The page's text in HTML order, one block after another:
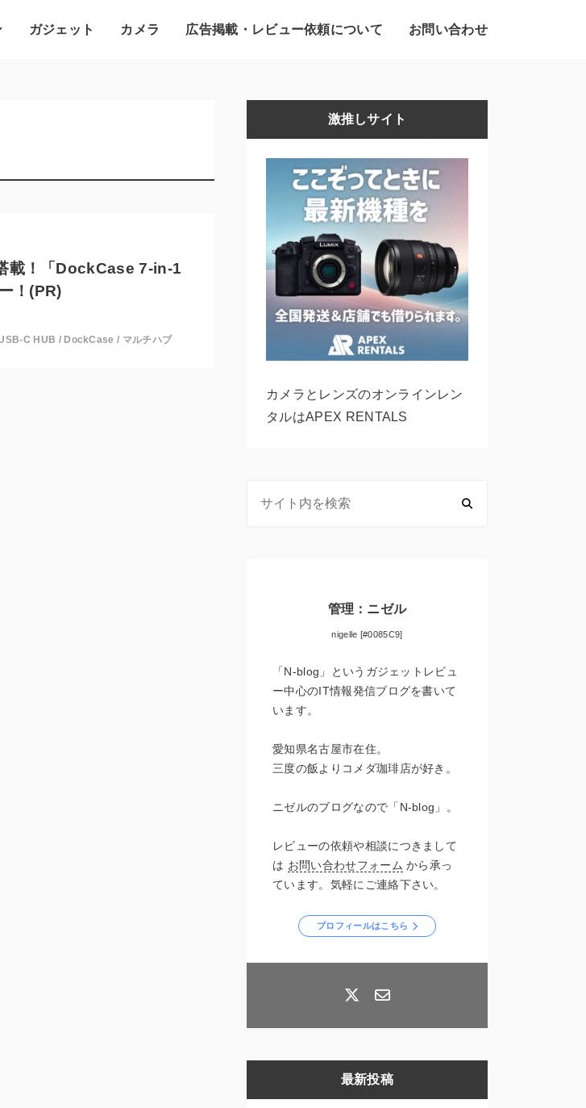
ガジェット カメラ 広告掲載・レビュー依頼について お問い合わせ
載！「DockCase 7-in-1
！(PR)
C HUB / DockCase / マルチハブ
激推しサイト
カメラとレンズのオンラインレン
タルはAPEX RENTALS
管理：ニゼル
nigelle [#0085C9]
「N-blog」というガジェットレビュ
ー中心のIT情報発信ブログを書いて
います。
愛知県名古屋市在住。
三度の飯よりコメダ珈琲店が好き。
ニゼルのブログなので「N-blog」。
レビューの依頼や相談につきまして
は お問い合わせフォーム から承っ
ています。気軽にご連絡下さい。
プロフィールはこちら
最新投稿